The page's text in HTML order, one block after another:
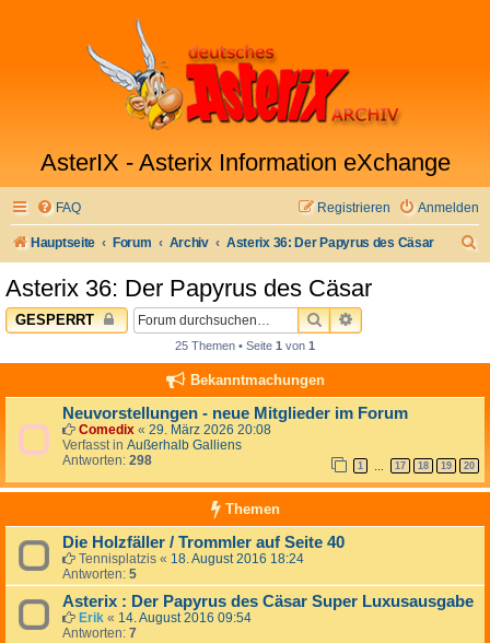
AsterIX - Asterix Information eXchange
FAQ Anmelden
Registrieren
Hauptseite Forum Archiv Asterix 36: Der Papyrus des Cäsar
Asterix 36: Der Papyrus des Cäsar
GESPERRT SUCHEERWEITERTE
25 Themen • Seite 1 von 1
Bekanntmachungen
Neuvorstellungen - neue Mitglieder im Forum
Comedix « 29. März 2026 20:08
Verfasst in Außerhalb Galliens
Antworten: 298 1 … 17 18 19 20
Themen
Die Holzfäller / Trommler auf Seite 40
Tennisplatzis « 18. August 2016 18:24
Antworten: 5
Asterix : Der Papyrus des Cäsar Super Luxusausgabe
Erik « 14. August 2016 09:54
Antworten: 7